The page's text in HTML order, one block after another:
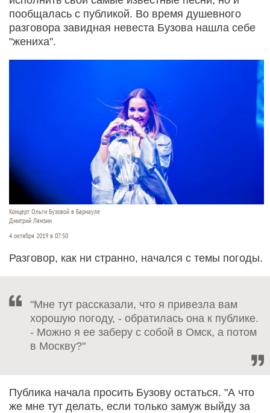
пообщалась с публикой. Во время душевного
разговора завидная невеста Бузова нашла себе
"жениха".
Концерт Ольги Бузовой в Барнауле
Дмитрий Лямзин
4 октября 2019 в 07:50
Разговор, как ни странно, начался с темы погоды.
"Мне тут рассказали, что я привезла вам
хорошую погоду, - обратилась она к публике.
- Можно я ее заберу с собой в Омск, а потом
в Москву?"
Публика начала просить Бузову остаться. "А что
же мне тут делать, если только замуж выйду за